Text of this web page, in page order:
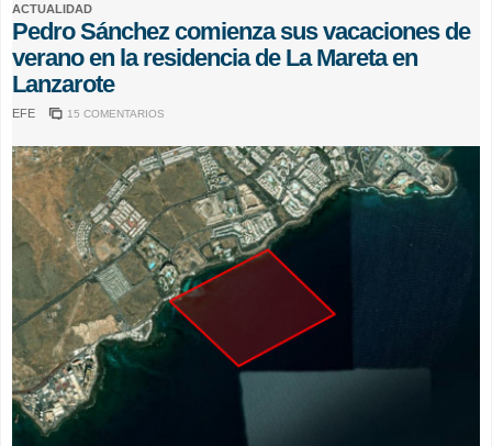
ACTUALIDAD
Pedro Sánchez comienza sus vacaciones de
verano en la residencia de La Mareta en
Lanzarote
EFE 15 COMENTARIOS